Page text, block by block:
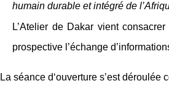
humain durable et intégré de
L’Atelier de Dakar vient
prospective l’échange
La séance d‘ouverture s’est